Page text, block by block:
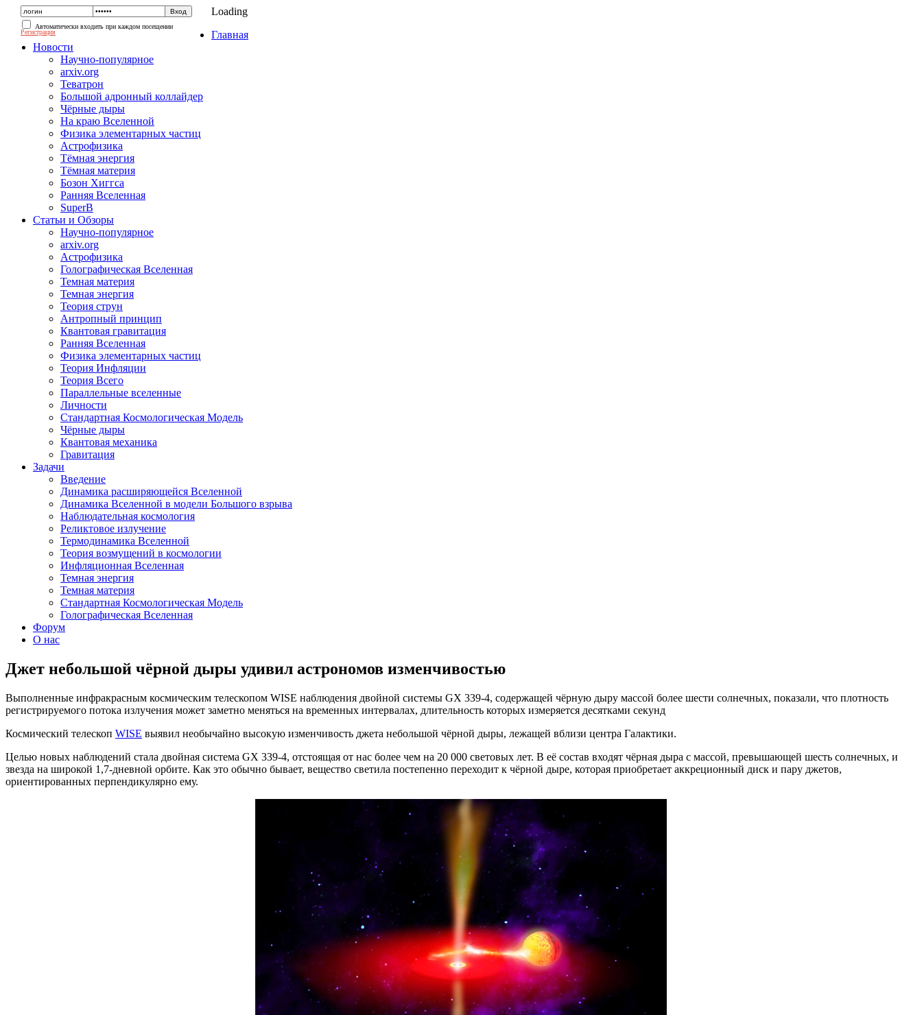
Автоматически входить при каждом посещении
Регистрация
Loading
Главная
Новости
Научно-популярное
arxiv.org
Теватрон
Большой адронный коллайдер
Чёрные дыры
На краю Вселенной
Физика элементарных частиц
Астрофизика
Тёмная энергия
Тёмная материя
Бозон Хиггса
Ранняя Вселенная
SuperB
Статьи и Обзоры
Научно-популярное
arxiv.org
Астрофизика
Голографическая Вселенная
Темная материя
Темная энергия
Теория струн
Антропный принцип
Квантовая гравитация
Ранняя Вселенная
Физика элементарных частиц
Теория Инфляции
Теория Всего
Параллельные вселенные
Личности
Стандартная Космологическая Модель
Чёрные дыры
Квантовая механика
Гравитация
Задачи
Введение
Динамика расширяющейся Вселенной
Динамика Вселенной в модели Большого взрыва
Наблюдательная космология
Реликтовое излучение
Термодинамика Вселенной
Теория возмущений в космологии
Инфляционная Вселенная
Темная энергия
Темная материя
Стандартная Космологическая Модель
Голографическая Вселенная
Форум
О нас
Джет небольшой чёрной дыры удивил астрономов изменчивостью
Выполненные инфракрасным космическим телескопом WISE наблюдения двойной системы GX 339-4, содержащей чёрную дыру массой более шести солнечных, показали, что плотность
регистрируемого потока излучения может заметно меняться на временных интервалах, длительность которых измеряется десятками секунд
Космический телескоп WISE выявил необычайно высокую изменчивость джета небольшой чёрной дыры, лежащей вблизи центра Галактики.
Целью новых наблюдений стала двойная система GX 339-4, отстоящая от нас более чем на 20 000 световых лет. В её состав входят чёрная дыра с массой, превышающей шесть солнечных, и
звезда на широкой 1,7-дневной орбите. Как это обычно бывает, вещество светила постепенно переходит к чёрной дыре, которая приобретает аккреционный диск и пару джетов,
ориентированных перпендикулярно ему.